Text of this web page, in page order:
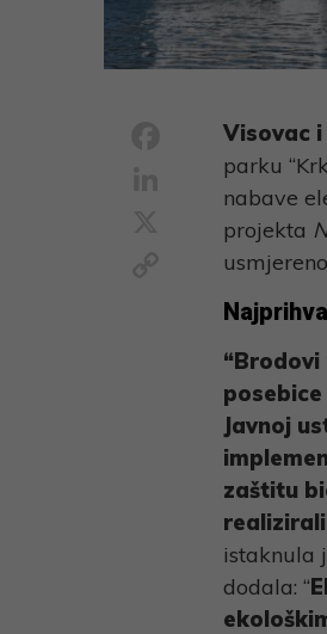
LinkedIn
Copy
Link
Visovac i
parku
nabave
projekta
Javnoj
zaštitu
istaknula
dodala: “